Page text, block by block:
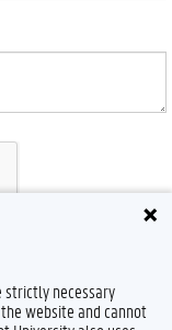
strictly necessary
website and cannot